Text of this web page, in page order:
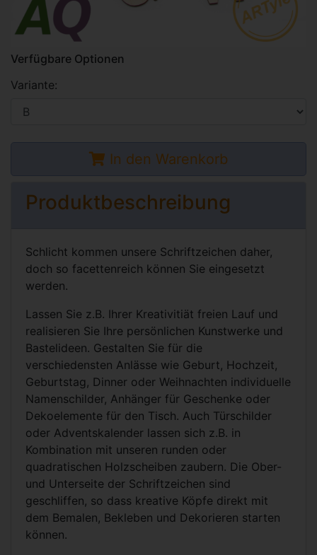
Verfügbare Optionen
Variante:
In den Warenkorb
Produktbeschreibung
Schlicht kommen unsere Schriftzeichen daher,
doch so facettenreich können Sie eingesetzt
werden.
Lassen Sie z.B. Ihrer Kreativitiät freien Lauf und
realisieren Sie Ihre persönlichen Kunstwerke und
Bastelideen. Gestalten Sie für die
verschiedensten Anlässe wie Geburt, Hochzeit,
Geburtstag, Dinner oder Weihnachten individuelle
Namenschilder, Anhänger für Geschenke oder
Dekoelemente für den Tisch. Auch Türschilder
oder Adventskalender lassen sich z.B. in
Kombination mit unseren runden oder
quadratischen Holzscheiben zaubern. Die Ober-
und Unterseite der Schriftzeichen sind
geschliffen, so dass kreative Köpfe direkt mit
dem Bemalen, Bekleben und Dekorieren starten
können.